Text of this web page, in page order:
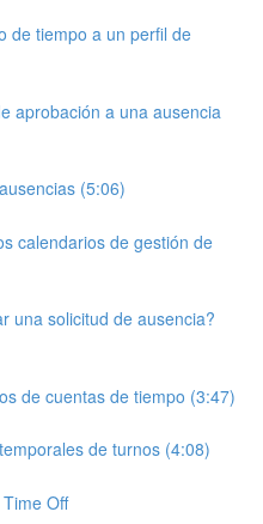
de tiempo a un perfil de
aprobación a una ausencia
(5:06)
calendarios de gestión de
una solicitud de ausencia?
de cuentas de tiempo (3:47)
de turnos (4:08)
Off